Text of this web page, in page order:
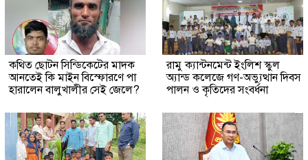
কথিত ছোটন সিন্ডিকেটের মাদক
আনতেই কি মাইন বিস্ফোরণে পা
হারালেন বালুখালীর সেই জেলে?
রামু ক্যান্টনমেন্ট ইংলিশ স্কুল
অ্যান্ড কলেজে গণ-অভ্যুত্থান দিবস
পালন ও কৃতিদের সংবর্ধনা